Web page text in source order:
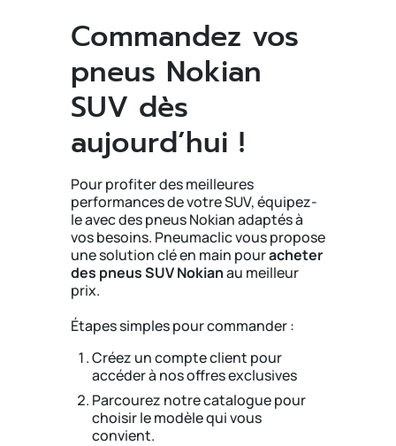
Commandez vos
pneus Nokian
SUV dès
aujourd’hui !
Pour profiter des meilleures
performances de votre SUV, équipez-
le avec des pneus Nokian adaptés à
vos besoins. Pneumaclic vous propose
une solution clé en main pouracheter
des pneus SUV Nokianau meilleur
prix.
Étapes simples pour commander :
Créez un compte client pour
accéder à nos offres exclusives
Parcourez notre catalogue pour
choisir le modèle qui vous
convient.